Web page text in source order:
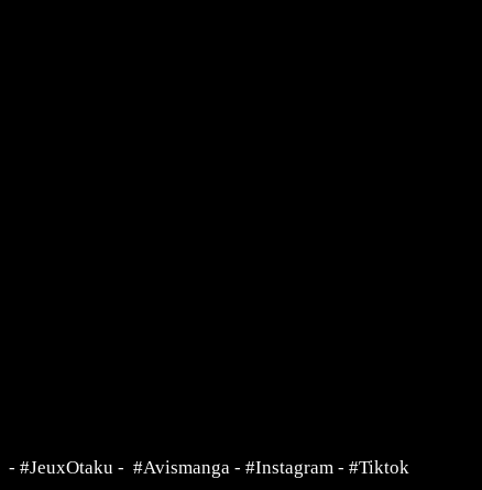
- #JeuxOtaku - #Avismanga - #Instagram - #Tiktok